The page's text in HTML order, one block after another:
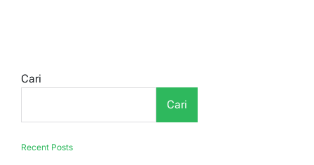
Rusak
Cari
Cari
Recent Posts